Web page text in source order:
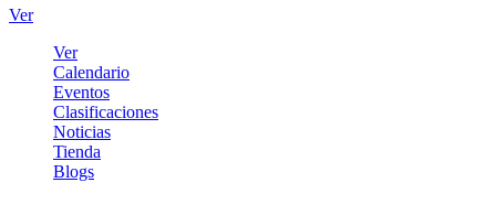
Ver
Ver
Calendario
Eventos
Clasificaciones
Noticias
Tienda
Blogs